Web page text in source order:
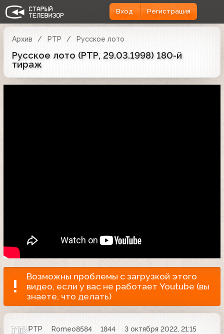
Вход Регистрация
Архив РТР Русское лото
Русское лото (РТР, 29.03.1998) 180-й
тираж
Возможны проблемы с загрузкой этого
видео, если у вас не работает Youtube (вы
знаете, что делать)
РТР Romeo8584 1844
3 октября 2022, 21:15